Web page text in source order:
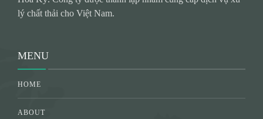
lý chất thải cho Việt Nam.
MENU
HOME
ABOUT